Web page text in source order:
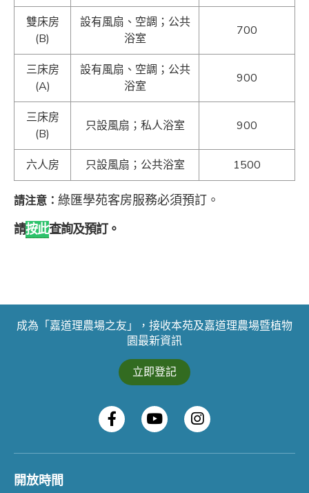
雙床房
(B)
設有風扇、空調；公共
浴室
700
三床房
(A)
設有風扇、空調；公共
浴室
900
三床房
(B)
只設風扇；私人浴室 900
六人房 只設風扇；公共浴室 1500
請注意： 綠匯學苑客房服務必須預訂。
請按此查詢及預訂。
成為「嘉道理農場之友」，接收本苑及嘉道理農場暨植物
園最新資訊
立即登記
開放時間